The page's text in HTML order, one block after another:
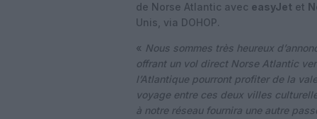
de Norse Atlantic avec easyJet et
Unis, via DOHOP.
« Nous sommes très heureux
offrant un vol direct Norse Atlantic
l’Atlantique pourront profiter de la
voyage entre ces deux villes
à notre réseau fournira une autre